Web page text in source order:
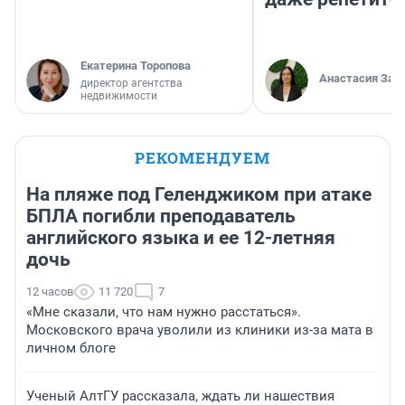
Екатерина Торопова
директор агентства
недвижимости
Анастасия
РЕКОМЕНДУЕМ
На пляже под Геленджиком при атаке
БПЛА погибли преподаватель
английского языка и ее 12-летняя
дочь
12 часов 11 720 7
«Мне сказали, что нам нужно расстаться».
Московского врача уволили из клиники из-за мата в
личном блоге
Ученый АлтГУ рассказала, ждать ли нашествия